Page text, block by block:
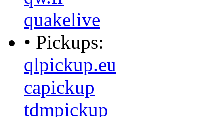
quakelive
• Pickups:
qlpickup.eu
capickup
tdmpickup